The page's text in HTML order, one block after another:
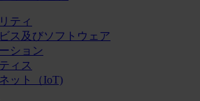
ティ
ス及びソフトウェア
ション
ィス
ット（IoT)